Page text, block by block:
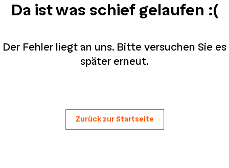
Da ist was schief gelaufen :(
Der Fehler liegt an uns. Bitte versuchen Sie es
später erneut.
Zurück zur Startseite